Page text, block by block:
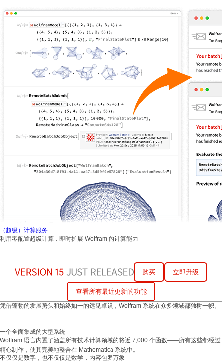
（超级）计算服务
利用零配置超级计算，即时扩展 Wolfram 的计算能力
购买 立即升级
查看所有最近更新的功能
凭借蓬勃的发展势头和始终如一的远见卓识，Wolfram 系统在众多领域都独树一帜。
一个全面集成的大型系统
Wolfram 语言内置了涵盖所有技术计算领域的将近 7,000 个函数——所有这些都经过
精心制作，使其完美地整合在 Mathematica 系统中。
不仅仅是数字，也不仅仅是数学，内容包罗万象